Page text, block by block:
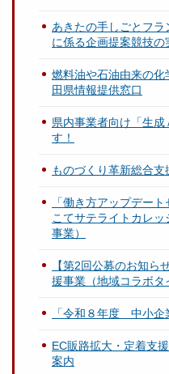
あきたの手しごとフ
に係る企画提案競技の
燃料油や石油由来の
田県情報提供窓口
県内事業者向け「生成
す！
ものづくり革新総合
「働き方アップデー
こてサテライトカレ
事業）
【第2回公募のお知ら
援事業（地域コラボタ
「令和８年度 中小企
EC販路拡大・定着支
案内